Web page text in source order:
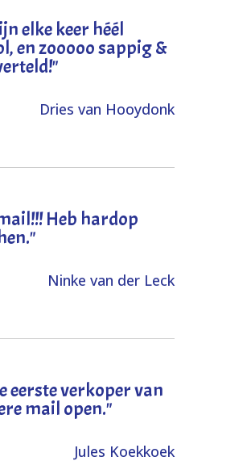
elke keer héél
en zooooo sappig &
"
Dries van Hooydonk
Heb hardop
Ninke van der Leck
eerste verkoper van
mail open."
Jules Koekkoek